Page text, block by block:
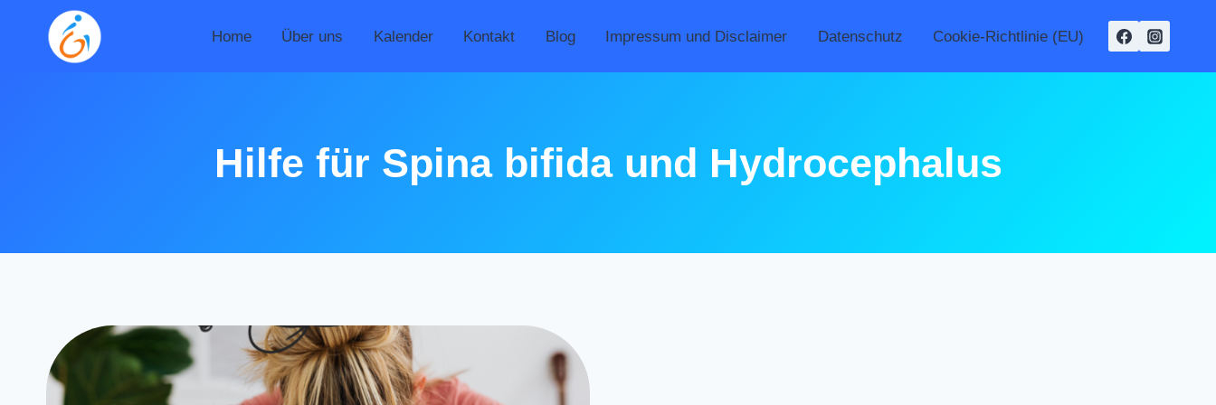
springen
Home Über uns Kalender Kontakt Blog Impressum und Disclaimer Datenschutz Cookie-Richtlinie (EU)
Hilfe für Spina bifida und Hydrocephalus